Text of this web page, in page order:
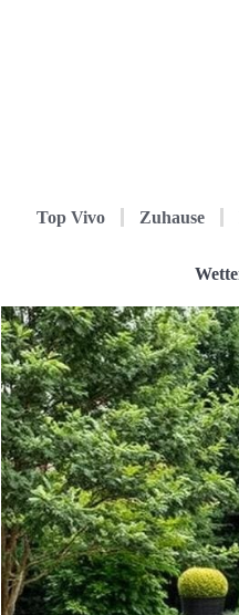
Top Vivo Zuhause